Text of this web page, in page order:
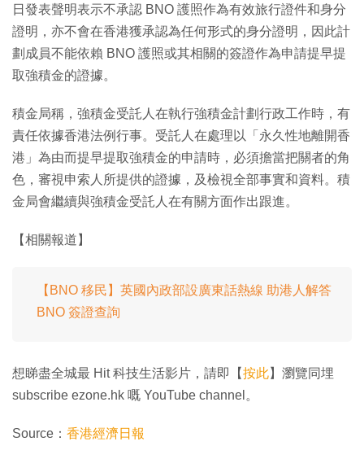
日發表聲明表示不承認 BNO 護照作為有效旅行證件和身分
證明，亦不會在香港獲承認為任何形式的身分證明，因此計
劃成員不能依賴 BNO 護照或其相關的簽證作為申請提早提
取強積金的證據。
積金局稱，強積金受託人在執行強積金計劃行政工作時，有
責任依據香港法例行事。受託人在處理以「永久性地離開香
港」為由而提早提取強積金的申請時，必須擔當把關者的角
色，審視申索人所提供的證據，及檢視全部事實和資料。積
金局會繼續與強積金受託人在有關方面作出跟進。
【相關報道】
【BNO 移民】英國內政部設廣東話熱線 助港人解答
BNO 簽證查詢
想睇盡全城最 Hit 科技生活影片，請即【按此】瀏覽同埋
subscribe ezone.hk 嘅 YouTube channel。
Source： 香港經濟日報